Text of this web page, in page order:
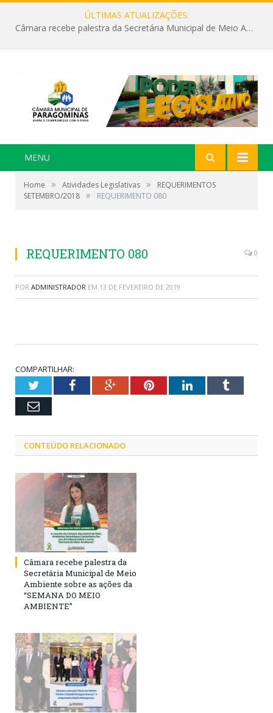
ÚLTIMAS ATUALIZAÇÕES:
Câmara recebe palestra da Secretária Municipal de Meio Ambiente sobre as ações da “SEMANA DO MEIO AMBIENTE”
MENU
Home » Atividades Legislativas »
REQUERIMENTOS
SETEMBRO/2018 » REQUERIMENTO 080
REQUERIMENTO 080 0
POR ADMINISTRADOR EM 13 DE FEVEREIRO DE 2019
COMPARTILHAR:
TwitterFacebookGoogle+PinterestLinkedInTumblr
Email
CONTEÚDO RELACIONADO
Câmara recebe palestra da
Secretária Municipal de Meio
Ambiente sobre as ações da
“SEMANA DO MEIO
AMBIENTE”